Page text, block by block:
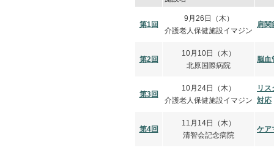
第1回
9月26日（木）
介護老人保健施設イマジン
肩関
第2回
10月10日（木）
北原国際病院
脳血
第3回
10月24日（木）
介護老人保健施設イマジン
リ
対応
第4回
11月14日（木）
清智会記念病院
ケア